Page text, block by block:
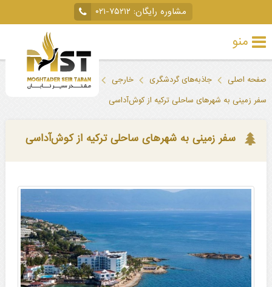
مشاوره رایگان: ۰۲۱-۷۵۲۱۲
منو
داخلی
جاذبه‌های
گردشگری
صفحه اصلی جاذبه‌های گردشگری خارجی ترکیه
کوش آداسی
سفر زمینی به شهرهای ساحلی ترکیه از کوش‌آداسی
سفر زمینی به شهرهای ساحلی ترکیه از کوش‌آداسی